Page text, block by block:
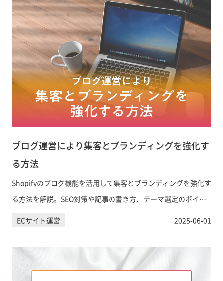
ブログ運営により集客とブランディングを強化す
る方法
Shopifyのブログ機能を活用して集客とブランディングを強化す
る方法を解説。SEO対策や記事の書き方、テーマ選定のポイン
ト、成功事例まで実践的に紹介します。
ECサイト運営 2025-06-01